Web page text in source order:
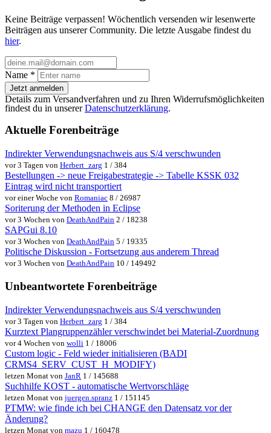
Keine Beiträge verpassen! Wöchentlich versenden wir lesenwerte
Beiträgen aus unserer Community. Die letzte Ausgabe findest du
hier.
Name *
Jetzt anmelden
Details zum Versandverfahren und zu Ihren Widerrufsmöglichkeiten
findest du in unsererDatenschutzerklärung.
Aktuelle Forenbeiträge
Indirekter Verwendungsnachweis aus S/4 verschwunden
vor 3 Tagen von Herbert_zarg 1 / 384
Bestellungen -> neue Freigabestrategie -> Tabelle KSSK 032
Eintrag wird nicht transportiert
vor einer Woche von Romaniac 8 / 26987
Soriterung der Methoden in Eclipse
vor 3 Wochen von DeathAndPain 2 / 18238
SAPGui 8.10
vor 3 Wochen von DeathAndPain 5 / 19335
Politische Diskussion - Fortsetzung aus anderem Thread
vor 3 Wochen von DeathAndPain 10 / 149492
Unbeantwortete Forenbeiträge
Indirekter Verwendungsnachweis aus S/4 verschwunden
vor 3 Tagen von Herbert_zarg 1 / 384
Kurztext Plangruppenzähler verschwindet bei Material-Zuordnung
vor 4 Wochen von wolli 1 / 18006
Custom logic - Feld wieder initialisieren (BADI
CRMS4_SERV_CUST_H_MODIFY)
letzen Monat von JanR 1 / 145688
Suchhilfe KOST - automatische Wertvorschläge
letzen Monat von juergen.spranz 1 / 151145
PTMW: wie finde ich bei CHANGE den Datensatz vor der
Änderung?
letzen Monat von mazu 1 / 160478